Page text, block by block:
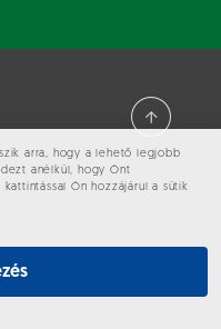
arra, hogy a lehető legjobb
anélkül, hogy Önt
Ön hozzájárul a sütik